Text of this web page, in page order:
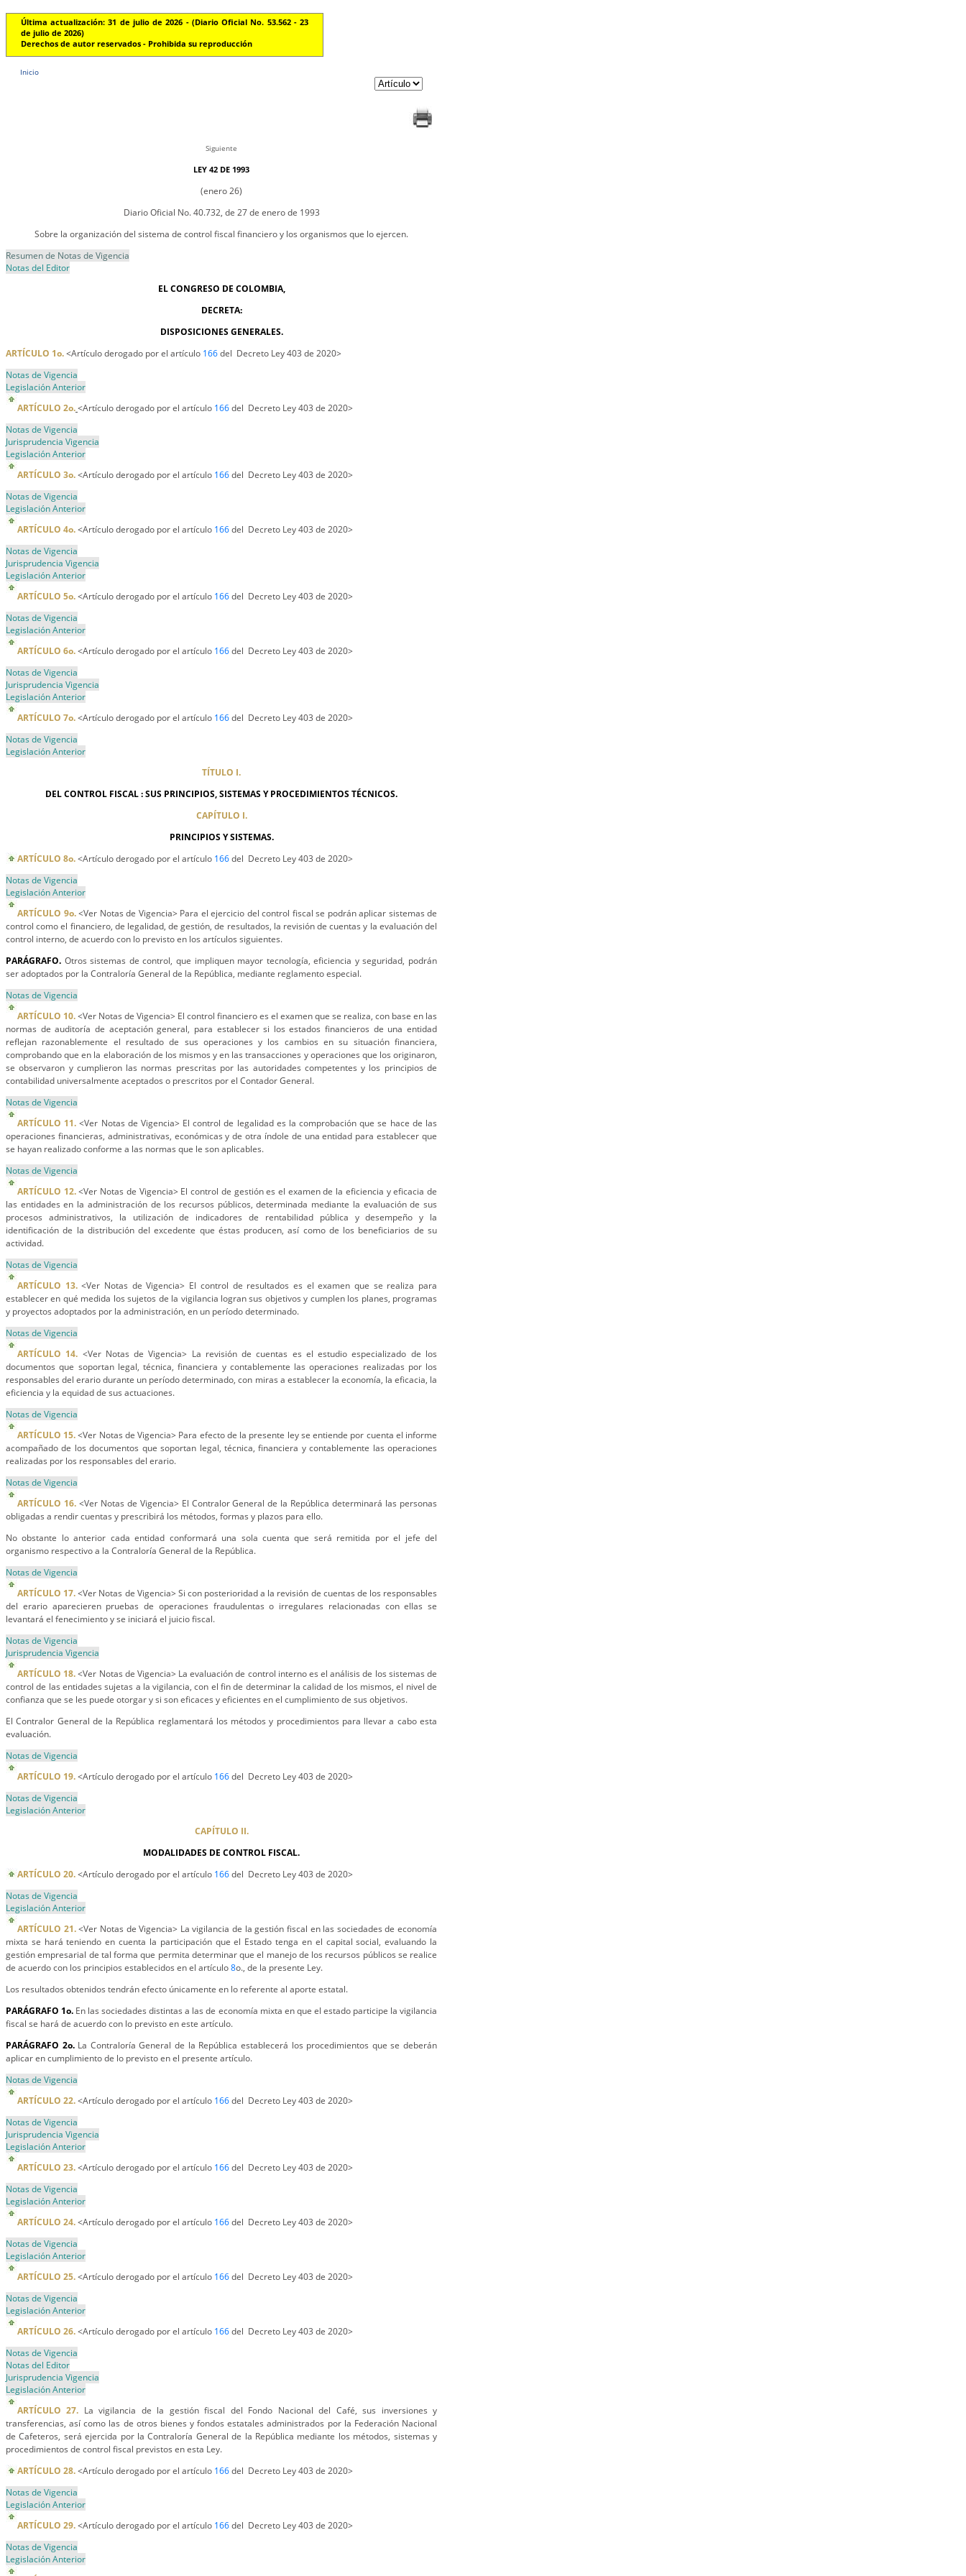
Última actualización: 31 de julio de 2026 - (Diario Oficial No. 53.562 - 23
de julio de 2026)
Derechos de autor reservados - Prohibida su reproducción
Inicio
Siguiente
LEY 42 DE 1993
(enero 26)
Diario Oficial No. 40.732, de 27 de enero de 1993
Sobre la organización del sistema de control fiscal financiero y los organismos que lo ejercen.
Resumen de Notas de Vigencia
Notas del Editor
EL CONGRESO DE COLOMBIA,
DECRETA:
DISPOSICIONES GENERALES.
ARTÍCULO 1o.<Artículo derogado por el artículo 166del Decreto Ley 403 de 2020>
Notas de Vigencia
Legislación Anterior
ARTÍCULO 2o.<Artículo derogado por el artículo 166del Decreto Ley 403 de 2020>
Notas de Vigencia
Jurisprudencia Vigencia
Legislación Anterior
ARTÍCULO 3o.<Artículo derogado por el artículo 166del Decreto Ley 403 de 2020>
Notas de Vigencia
Legislación Anterior
ARTÍCULO 4o.<Artículo derogado por el artículo 166del Decreto Ley 403 de 2020>
Notas de Vigencia
Jurisprudencia Vigencia
Legislación Anterior
ARTÍCULO 5o.<Artículo derogado por el artículo 166del Decreto Ley 403 de 2020>
Notas de Vigencia
Legislación Anterior
ARTÍCULO 6o.<Artículo derogado por el artículo 166del Decreto Ley 403 de 2020>
Notas de Vigencia
Jurisprudencia Vigencia
Legislación Anterior
ARTÍCULO 7o.<Artículo derogado por el artículo 166del Decreto Ley 403 de 2020>
Notas de Vigencia
Legislación Anterior
TÍTULO I.
DEL CONTROL FISCAL : SUS PRINCIPIOS, SISTEMAS Y PROCEDIMIENTOS TÉCNICOS.
CAPÍTULO I.
PRINCIPIOS Y SISTEMAS.
ARTÍCULO 8o.<Artículo derogado por el artículo 166del Decreto Ley 403 de 2020>
Notas de Vigencia
Legislación Anterior
ARTÍCULO 9o.<Ver Notas de Vigencia> Para el ejercicio del control fiscal se podrán aplicar sistemas de
control como el financiero, de legalidad, de gestión, de resultados, la revisión de cuentas y la evaluación del
control interno, de acuerdo con lo previsto en los artículos siguientes.
PARÁGRAFO. Otros sistemas de control, que impliquen mayor tecnología, eficiencia y seguridad, podrán
ser adoptados por la Contraloría General de la República, mediante reglamento especial.
Notas de Vigencia
ARTÍCULO 10.<Ver Notas de Vigencia> El control financiero es el examen que se realiza, con base en las
normas de auditoría de aceptación general, para establecer si los estados financieros de una entidad
reflejan razonablemente el resultado de sus operaciones y los cambios en su situación financiera,
comprobando que en la elaboración de los mismos y en las transacciones y operaciones que los originaron,
se observaron y cumplieron las normas prescritas por las autoridades competentes y los principios de
contabilidad universalmente aceptados o prescritos por el Contador General.
Notas de Vigencia
ARTÍCULO 11.<Ver Notas de Vigencia> El control de legalidad es la comprobación que se hace de las
operaciones financieras, administrativas, económicas y de otra índole de una entidad para establecer que
se hayan realizado conforme a las normas que le son aplicables.
Notas de Vigencia
ARTÍCULO 12.<Ver Notas de Vigencia> El control de gestión es el examen de la eficiencia y eficacia de
las entidades en la administración de los recursos públicos, determinada mediante la evaluación de sus
procesos administrativos, la utilización de indicadores de rentabilidad pública y desempeño y la
identificación de la distribución del excedente que éstas producen, así como de los beneficiarios de su
actividad.
Notas de Vigencia
ARTÍCULO 13.<Ver Notas de Vigencia> El control de resultados es el examen que se realiza para
establecer en qué medida los sujetos de la vigilancia logran sus objetivos y cumplen los planes, programas
y proyectos adoptados por la administración, en un período determinado.
Notas de Vigencia
ARTÍCULO 14. <Ver Notas de Vigencia> La revisión de cuentas es el estudio especializado de los
documentos que soportan legal, técnica, financiera y contablemente las operaciones realizadas por los
responsables del erario durante un período determinado, con miras a establecer la economía, la eficacia, la
eficiencia y la equidad de sus actuaciones.
Notas de Vigencia
ARTÍCULO 15.<Ver Notas de Vigencia> Para efecto de la presente ley se entiende por cuenta el informe
acompañado de los documentos que soportan legal, técnica, financiera y contablemente las operaciones
realizadas por los responsables del erario.
Notas de Vigencia
ARTÍCULO 16. <Ver Notas de Vigencia> El Contralor General de la República determinará las personas
obligadas a rendir cuentas y prescribirá los métodos, formas y plazos para ello.
No obstante lo anterior cada entidad conformará una sola cuenta que será remitida por el jefe del
organismo respectivo a la Contraloría General de la República.
Notas de Vigencia
ARTÍCULO 17.<Ver Notas de Vigencia> Si con posterioridad a la revisión de cuentas de los responsables
del erario aparecieren pruebas de operaciones fraudulentas o irregulares relacionadas con ellas se
levantará el fenecimiento y se iniciará el juicio fiscal.
Notas de Vigencia
Jurisprudencia Vigencia
ARTÍCULO 18.<Ver Notas de Vigencia> La evaluación de control interno es el análisis de los sistemas de
control de las entidades sujetas a la vigilancia, con el fin de determinar la calidad de los mismos, el nivel de
confianza que se les puede otorgar y si son eficaces y eficientes en el cumplimiento de sus objetivos.
El Contralor General de la República reglamentará los métodos y procedimientos para llevar a cabo esta
evaluación.
Notas de Vigencia
ARTÍCULO 19.<Artículo derogado por el artículo 166del Decreto Ley 403 de 2020>
Notas de Vigencia
Legislación Anterior
CAPÍTULO II.
MODALIDADES DE CONTROL FISCAL.
ARTÍCULO 20.<Artículo derogado por el artículo 166del Decreto Ley 403 de 2020>
Notas de Vigencia
Legislación Anterior
ARTÍCULO 21.<Ver Notas de Vigencia> La vigilancia de la gestión fiscal en las sociedades de economía
mixta se hará teniendo en cuenta la participación que el Estado tenga en el capital social, evaluando la
gestión empresarial de tal forma que permita determinar que el manejo de los recursos públicos se realice
de acuerdo con los principios establecidos en el artículo8o., de la presente Ley.
Los resultados obtenidos tendrán efecto únicamente en lo referente al aporte estatal.
PARÁGRAFO 1o. En las sociedades distintas a las de economía mixta en que el estado participe la vigilancia
fiscal se hará de acuerdo con lo previsto en este artículo.
PARÁGRAFO 2o.La Contraloría General de la República establecerá los procedimientos que se deberán
aplicar en cumplimiento de lo previsto en el presente artículo.
Notas de Vigencia
ARTÍCULO 22.<Artículo derogado por el artículo 166del Decreto Ley 403 de 2020>
Notas de Vigencia
Jurisprudencia Vigencia
Legislación Anterior
ARTÍCULO 23.<Artículo derogado por el artículo 166del Decreto Ley 403 de 2020>
Notas de Vigencia
Legislación Anterior
ARTÍCULO 24.<Artículo derogado por el artículo 166del Decreto Ley 403 de 2020>
Notas de Vigencia
Legislación Anterior
ARTÍCULO 25.<Artículo derogado por el artículo 166del Decreto Ley 403 de 2020>
Notas de Vigencia
Legislación Anterior
ARTÍCULO 26.<Artículo derogado por el artículo 166del Decreto Ley 403 de 2020>
Notas de Vigencia
Notas del Editor
Jurisprudencia Vigencia
Legislación Anterior
ARTÍCULO 27. La vigilancia de la gestión fiscal del Fondo Nacional del Café, sus inversiones y
transferencias, así como las de otros bienes y fondos estatales administrados por la Federación Nacional
de Cafeteros, será ejercida por la Contraloría General de la República mediante los métodos, sistemas y
procedimientos de control fiscal previstos en esta Ley.
ARTÍCULO 28.<Artículo derogado por el artículo 166del Decreto Ley 403 de 2020>
Notas de Vigencia
Legislación Anterior
ARTÍCULO 29.<Artículo derogado por el artículo 166del Decreto Ley 403 de 2020>
Notas de Vigencia
Legislación Anterior